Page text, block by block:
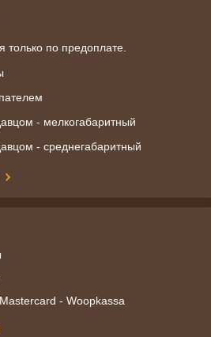
только по предоплате.
- мелкогабаритный
- среднегабаритный
- Woopkassa